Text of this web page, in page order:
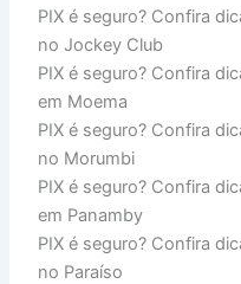
PIX é seguro? Confira
no Jockey Club
PIX é seguro? Confira
em Moema
PIX é seguro? Confira
no Morumbi
PIX é seguro? Confira
em Panamby
PIX é seguro? Confira
no Paraíso